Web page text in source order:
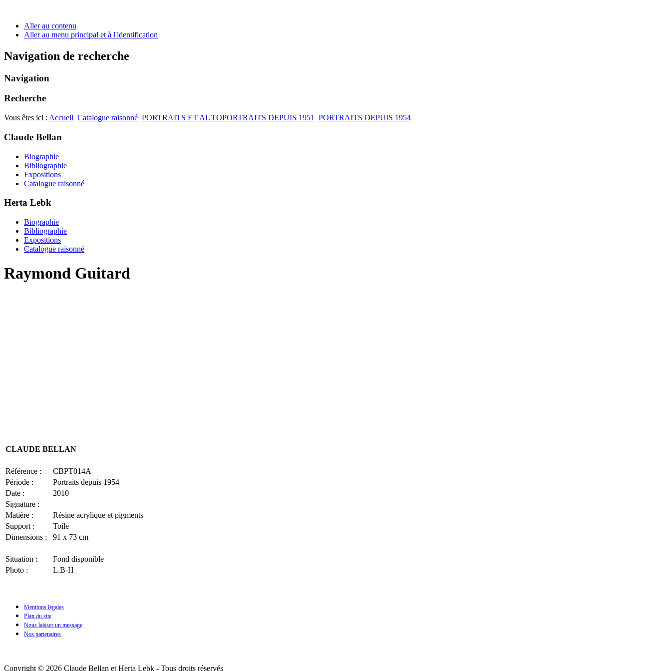
Aller au contenu
Aller au menu principal et à l'identification
Navigation de recherche
Navigation
Recherche
Vous êtes ici : Accueil Catalogue raisonné PORTRAITS ET AUTOPORTRAITS DEPUIS 1951 PORTRAITS DEPUIS 1954
Claude Bellan
Biographie
Bibliographie
Expositions
Catalogue raisonné
Herta Lebk
Biographie
Bibliographie
Expositions
Catalogue raisonné
Raymond Guitard
CLAUDE BELLAN
Référence :
CBPT014A
Période :
Portraits depuis 1954
Date :
2010
Signature :
Matière :
Résine acrylique et pigments
Support :
Toile
Dimensions :
91 x 73 cm
Situation :
Fond disponible
Photo :
L.B-H
Mentions légales
Plan du site
Nous laisser un message
Nos partenaires
Copyright © 2026 Claude Bellan et Herta Lebk - Tous droits réservés